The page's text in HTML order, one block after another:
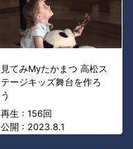
見てみMyたかまつ 高松ス
テージキッズ舞台を作ろ
う
再生 : 156回
公開 : 2023.8.1